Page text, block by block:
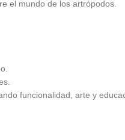
el mundo de los artrópodos.
funcionalidad, arte y